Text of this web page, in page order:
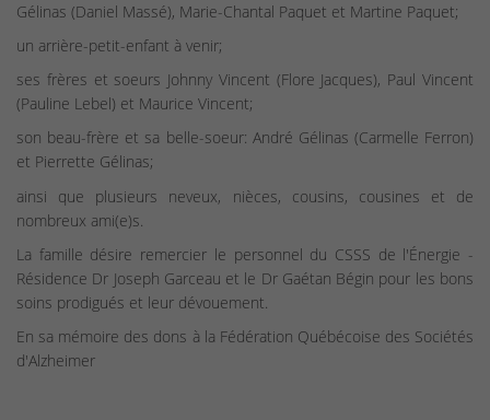
Gélinas (Daniel Massé), Marie-Chantal Paquet et Martine Paquet;
un arrière-petit-enfant à venir;
ses frères et soeurs Johnny Vincent (Flore Jacques), Paul Vincent
(Pauline Lebel) et Maurice Vincent;
son beau-frère et sa belle-soeur: André Gélinas (Carmelle Ferron)
et Pierrette Gélinas;
ainsi que plusieurs neveux, nièces, cousins, cousines et de
nombreux ami(e)s.
La famille désire remercier le personnel du CSSS de l'Énergie -
Résidence Dr Joseph Garceau et le Dr Gaétan Bégin pour les bons
soins prodigués et leur dévouement.
En sa mémoire des dons à la Fédération Québécoise des Sociétés
d'Alzheimer